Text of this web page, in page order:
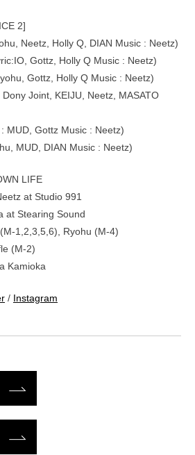
2]
Neetz, Holly Q, DIAN Music : Neetz)
Gottz, Holly Q Music : Neetz)
Gottz, Holly Q Music : Neetz)
Joint, KEIJU, Neetz, MASATO
MUD, Gottz Music : Neetz)
MUD, DIAN Music : Neetz)
LIFE
at Studio 991
at Stearing Sound
1,2,3,5,6), Ryohu (M-4)
(M-2)
Kamioka
/ Instagram